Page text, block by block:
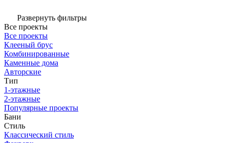
Развернуть фильтры
Все проекты
Все проекты
Клееный брус
Комбинированные
Каменные дома
Авторские
Тип
1-этажные
2-этажные
Популярные проекты
Бани
Стиль
Классический стиль